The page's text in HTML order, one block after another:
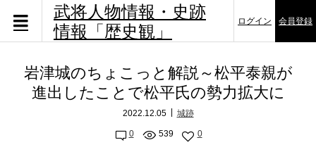
武将人物情報・史跡
情報「歴史観」
ログイン 会員登録
岩津城のちょこっと解説～松平泰親が
進出したことで松平氏の勢力拡大に
2022.12.05 城跡
0 539 0